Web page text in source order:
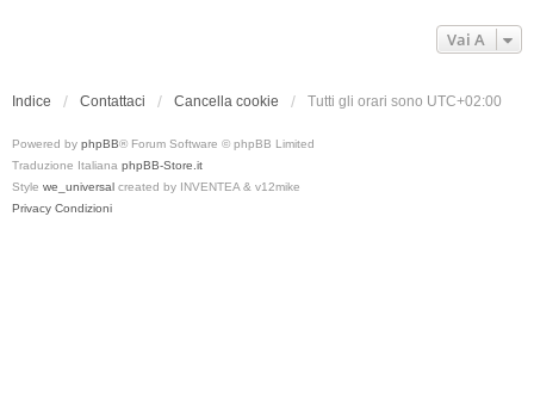
Vai A
Indice Contattaci Cancella cookie Tutti gli orari sono UTC+02:00
Powered by phpBB® Forum Software © phpBB Limited
Traduzione Italiana phpBB-Store.it
Style we_universal created by INVENTEA & v12mike
Privacy Condizioni